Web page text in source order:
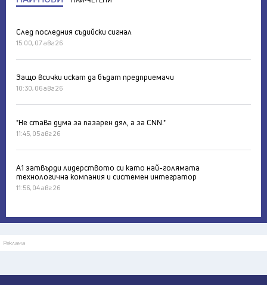
След последния съдийски сигнал
15:00, 07 авг 26
Защо всички искат да бъдат предприемачи
10:30, 06 авг 26
"Не става дума за пазарен дял, а за CNN."
11:45, 05 авг 26
А1 затвърди лидерството си като най-голямата
технологична компания и системен интегратор
11:56, 04 авг 26
Реклама